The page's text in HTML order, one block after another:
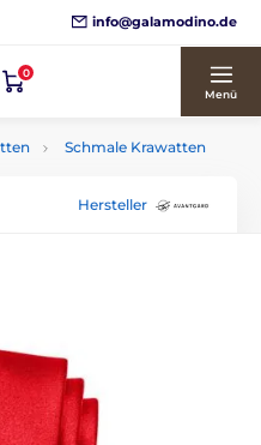
info@galamodino.de
0
Menü
Schmale Krawatten
Hersteller